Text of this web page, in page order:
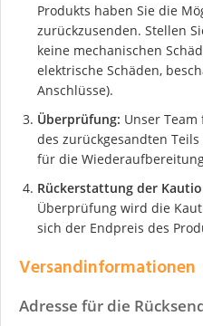
Produkts haben Sie die
zurückzusenden. Stellen
keine mechanischen
elektrische Schäden,
Anschlüsse).
Überprüfung: Unser
des zurückgesandten
für die
Rückerstattung der
Überprüfung wird die
sich der Endpreis des
Versandinformationen
Adresse für die